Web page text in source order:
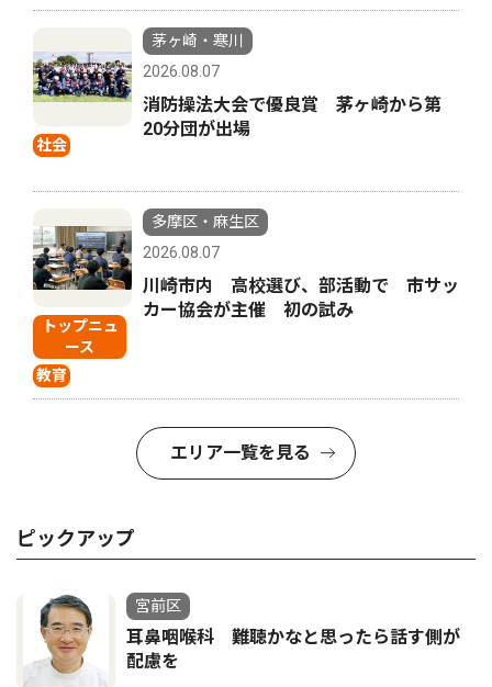
社会
茅ヶ崎・寒川
2026.08.07
消防操法大会で優良賞 茅ヶ崎から第
20分団が出場
トップニュ
ース
教育
多摩区・麻生区
2026.08.07
川崎市内 高校選び、部活動で 市サッ
カー協会が主催 初の試み
エリア一覧を見る
ピックアップ
宮前区
耳鼻咽喉科 難聴かなと思ったら話す側が
配慮を